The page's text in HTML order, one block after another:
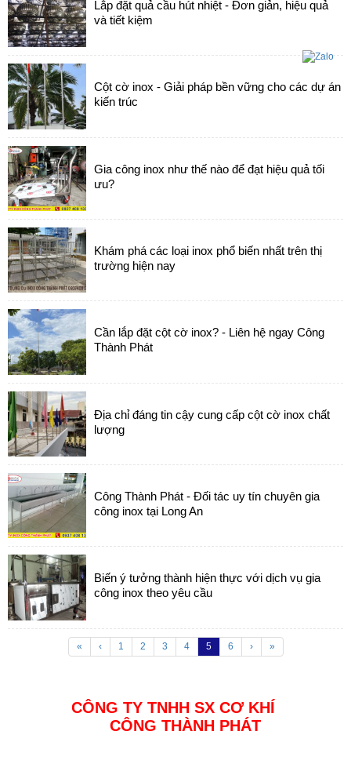
Lắp đặt quả cầu hút nhiệt - Đơn giản, hiệu quả
và tiết kiệm
Cột cờ inox - Giải pháp bền vững cho các dự án
kiến trúc
Gia công inox như thế nào để đạt hiệu quả tối
ưu?
Khám phá các loại inox phổ biến nhất trên thị
trường hiện nay
Cần lắp đặt cột cờ inox? - Liên hệ ngay Công
Thành Phát
Địa chỉ đáng tin cậy cung cấp cột cờ inox chất
lượng
Công Thành Phát - Đối tác uy tín chuyên gia
công inox tại Long An
Biến ý tưởng thành hiện thực với dịch vụ gia
công inox theo yêu cầu
« ‹ 1 2 3 4 5 6 › »
CÔNG TY TNHH SX CƠ KHÍ
CÔNG THÀNH PHÁT